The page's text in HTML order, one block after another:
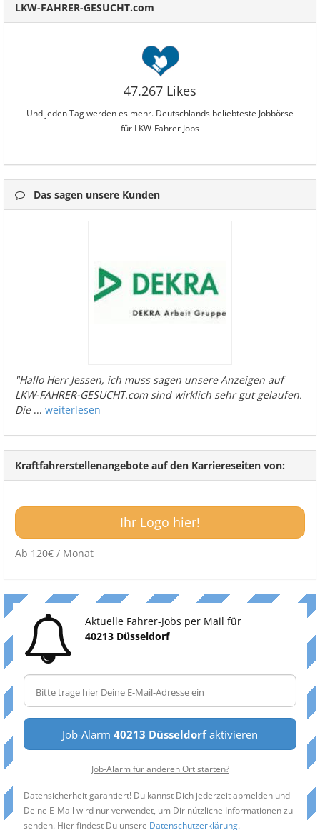
LKW-FAHRER-GESUCHT.com
47.267 Likes
Und jeden Tag werden es mehr. Deutschlands beliebteste Jobbörse
für LKW-Fahrer Jobs
Das sagen unsere Kunden
"Hallo Herr Jessen, ich muss sagen unsere Anzeigen auf
LKW-FAHRER-GESUCHT.com sind wirklich sehr gut gelaufen.
Die... weiterlesen
Kraftfahrerstellenangebote auf den Karriereseiten von:
Ihr Logo hier!
Ab 120€ / Monat
Aktuelle Fahrer-Jobs per Mail für
40213 Düsseldorf
Job-Alarm 40213 Düsseldorfaktivieren
Job-Alarm für anderen Ort starten?
Datensicherheit garantiert! Du kannst Dich jederzeit abmelden und
Deine E-Mail wird nur verwendet, um Dir nützliche Informationen zu
senden. Hier findest Du unsere Datenschutzerklärung.